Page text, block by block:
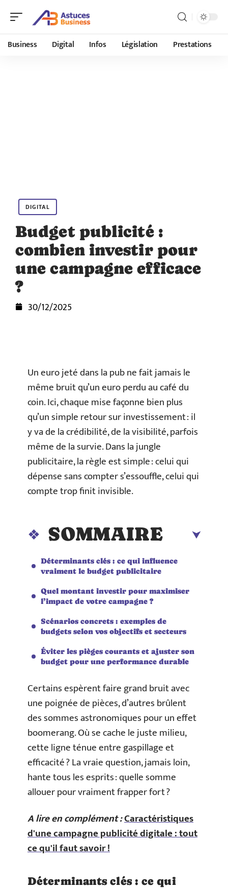
Business Digital Infos Législation Prestations
DIGITAL
Budget publicité :
combien investir pour
une campagne efficace
?
30/12/2025
Un euro jeté dans la pub ne fait jamais le
même bruit qu’un euro perdu au café du
coin. Ici, chaque mise façonne bien plus
qu’un simple retour sur investissement : il
y va de la crédibilité, de la visibilité, parfois
même de la survie. Dans la jungle
publicitaire, la règle est simple : celui qui
dépense sans compter s’essouffle, celui qui
compte trop finit invisible.
SOMMAIRE
Déterminants clés : ce qui influence
vraiment le budget publicitaire
Quel montant investir pour maximiser
l’impact de votre campagne ?
Scénarios concrets : exemples de
budgets selon vos objectifs et secteurs
Éviter les pièges courants et ajuster son
budget pour une performance durable
Certains espèrent faire grand bruit avec
une poignée de pièces, d’autres brûlent
des sommes astronomiques pour un effet
boomerang. Où se cache le juste milieu,
cette ligne ténue entre gaspillage et
efficacité ? La vraie question, jamais loin,
hante tous les esprits : quelle somme
allouer pour vraiment frapper fort ?
A lire en complément :Caractéristiques
d'une campagne publicité digitale : tout
ce qu'il faut savoir !
Déterminants clés : ce qui